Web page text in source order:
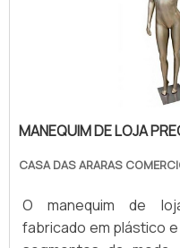
MANEQUIM DE LOJA
CASA DAS ARARAS
O manequim de
fabricado em plástico